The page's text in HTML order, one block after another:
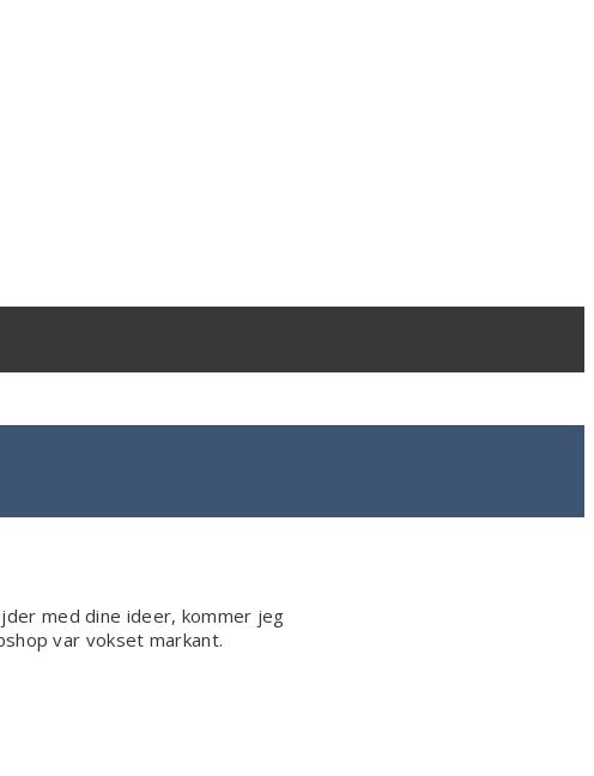
med dine ideer, kommer jeg
var vokset markant.